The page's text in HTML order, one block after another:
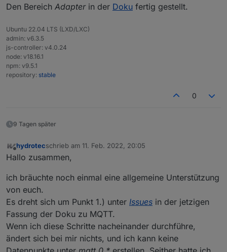
Den Bereich Adapterin der Doku fertig gestellt.
Ubuntu 22.04 LTS (LXD/LXC)
admin: v6.3.5
js-controller: v4.0.24
node: v18.16.1
npm: v9.5.1
repository: stable
0
9 Tagen später
Offline
hydrotecschrieb am 11. Feb. 2022, 20:05
zuletzt editiert von
Hallo zusammen,
ich bräuchte noch einmal eine allgemeine Unterstützung
von euch.
Es dreht sich um Punkt 1.) unter Issues in der jetzigen
Fassung der Doku zu MQTT.
Wenn ich diese Schritte nacheinander durchführe,
ändert sich bei mir nichts, und ich kann keine